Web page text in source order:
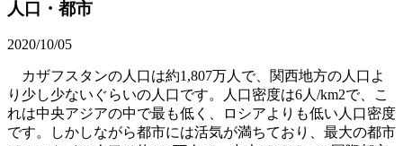
人口・都市
2020/10/05
カザフスタンの人口は約1,807万人で、関西地方の人口よ
り少し少ないぐらいの人口です。人口密度は6人/km2で、こ
れは中央アジアの中で最も低く、ロシアよりも低い人口密度
です。しかしながら都市には活気が満ちており、最大の都市